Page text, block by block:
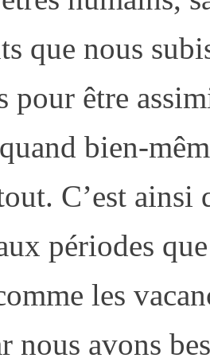
que nous
pour être
bien-
C’est ainsi
périodes
les
nous avons